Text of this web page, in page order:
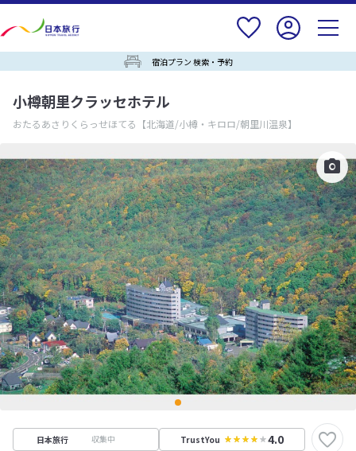
宿泊プラン 検索・予約
小樽朝里クラッセホテル
おたるあさりくらっせほてる 【北海道/小樽・キロロ/朝里川温泉】
日本旅行 収集中 TrustYou 4.0